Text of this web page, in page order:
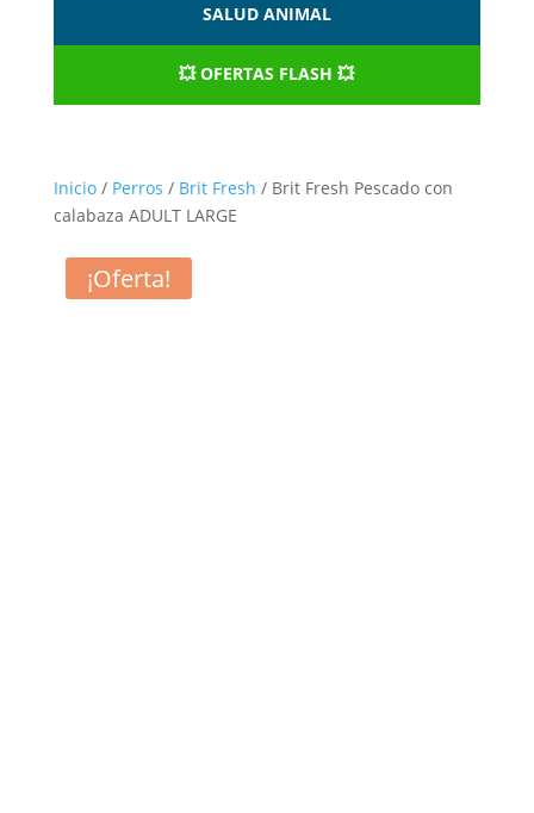
SALUD ANIMAL
💥 OFERTAS FLASH 💥
Inicio/ Perros / Brit Fresh / Brit Fresh Pescado con
calabaza ADULT LARGE
¡Oferta!